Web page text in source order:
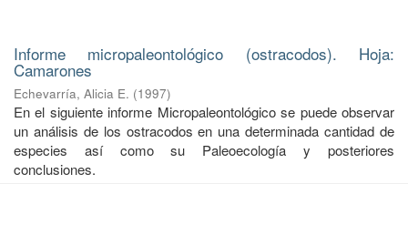
Informe micropaleontológico (ostracodos). Hoja:
Camarones
Echevarría, Alicia E. (1997)
En el siguiente informe Micropaleontológico se puede observar
un análisis de los ostracodos en una determinada cantidad de
especies así como su Paleoecología y posteriores
conclusiones.